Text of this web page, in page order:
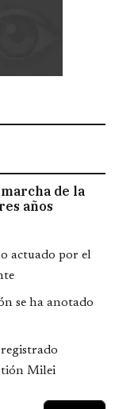
de la
años
actuado por el
se ha anotado
Milei